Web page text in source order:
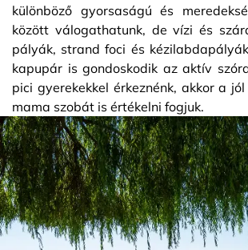
különböző gyorsaságú és
között válogathatunk, de vízi és
pályák, strand foci és
kapupár is gondoskodik az aktív
pici gyerekekkel érkeznénk, akkor a
mama szobát is értékelni fogjuk.